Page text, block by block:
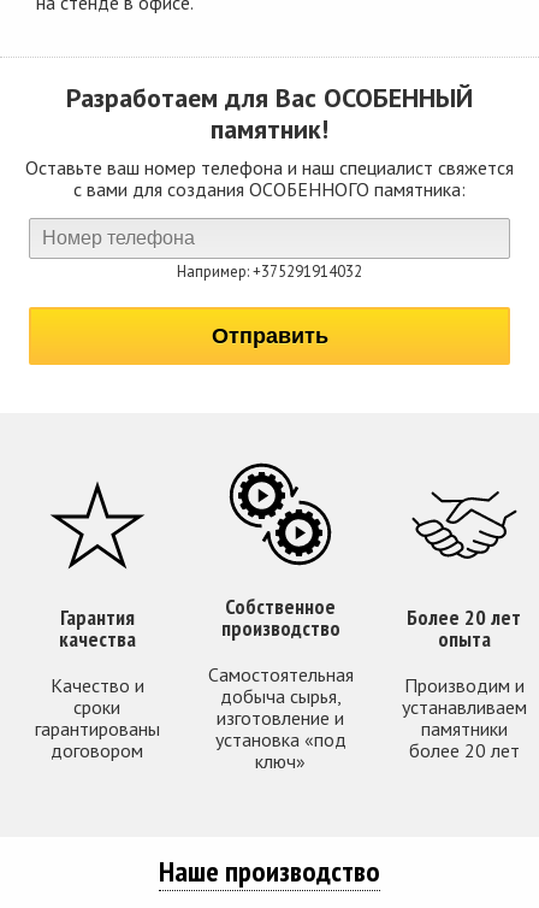
Разработаем для Вас ОСОБЕННЫЙ
памятник!
Оставьте ваш номер телефона и наш специалист свяжется
с вами для создания ОСОБЕННОГО памятника:
Например: +375291914032
Гарантия
качества
Качество и
сроки
гарантированы
договором
Собственное
производство
Самостоятельная
добыча сырья,
изготовление и
установка «под
ключ»
Более 20 лет
опыта
Производим и
устанавливаем
памятники
более 20 лет
Наше производство